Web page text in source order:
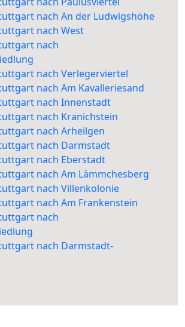
nach An der Ludwigshöhe
nach West
nach
nach Verlegerviertel
nach Am Kavalleriesand
nach Innenstadt
nach Kranichstein
nach Arheilgen
nach Darmstadt
nach Eberstadt
nach Am Lämmchesberg
nach Villenkolonie
nach Am Frankenstein
nach
nach Darmstadt-